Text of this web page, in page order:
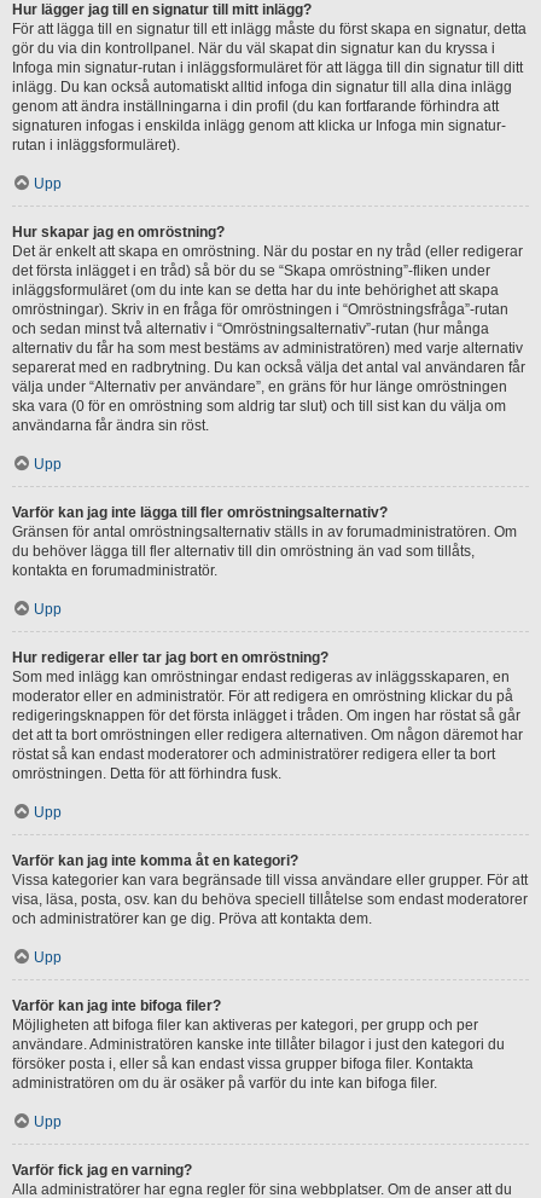
Hur lägger jag till en signatur till mitt inlägg?
För att lägga till en signatur till ett inlägg måste du först skapa en signatur, detta
gör du via din kontrollpanel. När du väl skapat din signatur kan du kryssa i
Infoga min signatur-rutan i inläggsformuläret för att lägga till din signatur till ditt
inlägg. Du kan också automatiskt alltid infoga din signatur till alla dina inlägg
genom att ändra inställningarna i din profil (du kan fortfarande förhindra att
signaturen infogas i enskilda inlägg genom att klicka ur Infoga min signatur-
rutan i inläggsformuläret).
Upp
Hur skapar jag en omröstning?
Det är enkelt att skapa en omröstning. När du postar en ny tråd (eller redigerar
det första inlägget i en tråd) så bör du se “Skapa omröstning”-fliken under
inläggsformuläret (om du inte kan se detta har du inte behörighet att skapa
omröstningar). Skriv in en fråga för omröstningen i “Omröstningsfråga”-rutan
och sedan minst två alternativ i “Omröstningsalternativ”-rutan (hur många
alternativ du får ha som mest bestäms av administratören) med varje alternativ
separerat med en radbrytning. Du kan också välja det antal val användaren får
välja under “Alternativ per användare”, en gräns för hur länge omröstningen
ska vara (0 för en omröstning som aldrig tar slut) och till sist kan du välja om
användarna får ändra sin röst.
Upp
Varför kan jag inte lägga till fler omröstningsalternativ?
Gränsen för antal omröstningsalternativ ställs in av forumadministratören. Om
du behöver lägga till fler alternativ till din omröstning än vad som tillåts,
kontakta en forumadministratör.
Upp
Hur redigerar eller tar jag bort en omröstning?
Som med inlägg kan omröstningar endast redigeras av inläggsskaparen, en
moderator eller en administratör. För att redigera en omröstning klickar du på
redigeringsknappen för det första inlägget i tråden. Om ingen har röstat så går
det att ta bort omröstningen eller redigera alternativen. Om någon däremot har
röstat så kan endast moderatorer och administratörer redigera eller ta bort
omröstningen. Detta för att förhindra fusk.
Upp
Varför kan jag inte komma åt en kategori?
Vissa kategorier kan vara begränsade till vissa användare eller grupper. För att
visa, läsa, posta, osv. kan du behöva speciell tillåtelse som endast moderatorer
och administratörer kan ge dig. Pröva att kontakta dem.
Upp
Varför kan jag inte bifoga filer?
Möjligheten att bifoga filer kan aktiveras per kategori, per grupp och per
användare. Administratören kanske inte tillåter bilagor i just den kategori du
försöker posta i, eller så kan endast vissa grupper bifoga filer. Kontakta
administratören om du är osäker på varför du inte kan bifoga filer.
Upp
Varför fick jag en varning?
Alla administratörer har egna regler för sina webbplatser. Om de anser att du